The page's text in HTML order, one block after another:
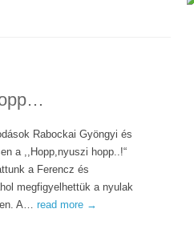
Rabockai Gyöngyi és
a ,,Hopp,nyuszi hopp..!“
a Ferencz és
megfigyelhettük a nyulak
A… read more →